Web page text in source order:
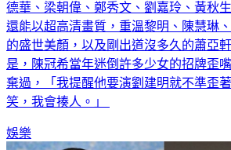
德華、梁朝偉、鄭秀文、劉嘉玲、黃秋
還能以超高清畫質，重溫黎明、陳慧琳
的盛世美顏，以及剛出道沒多久的蕭亞
是，陳冠希當年迷倒許多少女的招牌歪
棄過，「我提醒他要演劉建明就不準歪
笑，我會揍人。」
娛樂